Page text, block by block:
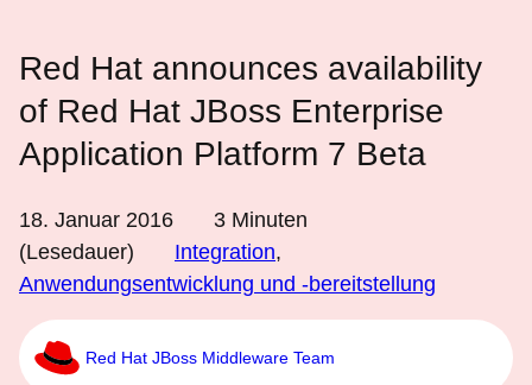
Red Hat announces availability
of Red Hat JBoss Enterprise
Application Platform 7 Beta
18. Januar 2016 3 Minuten
(Lesedauer)
Integration,
Anwendungsentwicklung und -bereitstellung
Red Hat JBoss Middleware Team